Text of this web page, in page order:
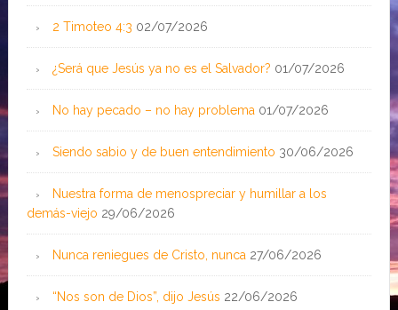
2 Timoteo 4:3 02/07/2026
¿Será que Jesús ya no es el Salvador? 01/07/2026
No hay pecado – no hay problema 01/07/2026
Siendo sabio y de buen entendimiento 30/06/2026
Nuestra forma de menospreciar y humillar a los
demás-viejo 29/06/2026
Nunca reniegues de Cristo, nunca 27/06/2026
“Nos son de Dios”, dijo Jesús 22/06/2026